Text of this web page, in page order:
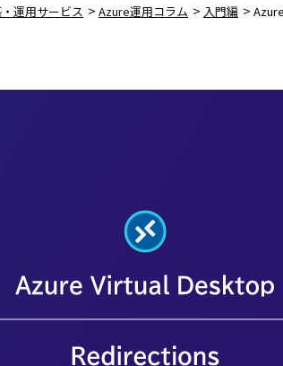
運用サービス > Azure運用コラム > 入門編 >